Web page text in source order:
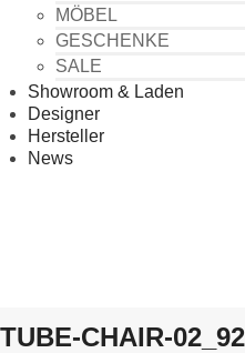
MÖBEL
GESCHENKE
SALE
Showroom & Laden
Designer
Hersteller
News
TUBE-CHAIR-